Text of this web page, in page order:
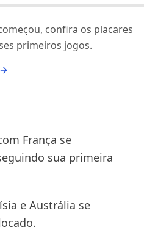
confira os placares
primeiros jogos.
França se
sua primeira
e Austrália se